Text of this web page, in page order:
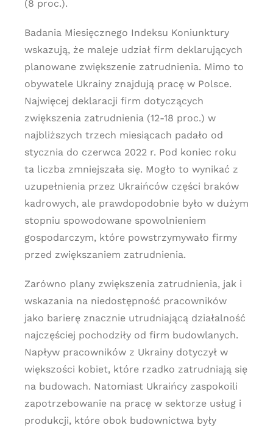
(8 proc.).
Badania Miesięcznego Indeksu Koniunktury
wskazują, że maleje udział firm deklarujących
planowane zwiększenie zatrudnienia. Mimo to
obywatele Ukrainy znajdują pracę w Polsce.
Najwięcej deklaracji firm dotyczących
zwiększenia zatrudnienia (12-18 proc.) w
najbliższych trzech miesiącach padało od
stycznia do czerwca 2022 r. Pod koniec roku
ta liczba zmniejszała się. Mogło to wynikać z
uzupełnienia przez Ukraińców części braków
kadrowych, ale prawdopodobnie było w dużym
stopniu spowodowane spowolnieniem
gospodarczym, które powstrzymywało firmy
przed zwiększaniem zatrudnienia.
Zarówno plany zwiększenia zatrudnienia, jak i
wskazania na niedostępność pracowników
jako barierę znacznie utrudniającą działalność
najczęściej pochodziły od firm budowlanych.
Napływ pracowników z Ukrainy dotyczył w
większości kobiet, które rzadko zatrudniają się
na budowach. Natomiast Ukraińcy zaspokoili
zapotrzebowanie na pracę w sektorze usług i
produkcji, które obok budownictwa były